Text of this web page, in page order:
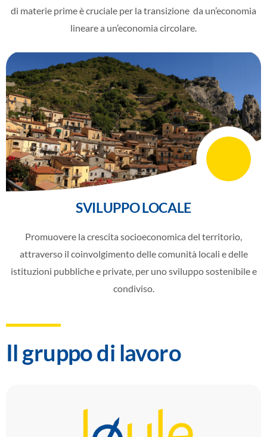
di materie prime è cruciale per la transizione da un’economia
lineare a un’economia circolare.
SVILUPPO LOCALE
Promuovere la crescita socioeconomica del territorio,
attraverso il coinvolgimento delle comunità locali e delle
istituzioni pubbliche e private, per uno sviluppo sostenibile e
condiviso.
Il gruppo di lavoro